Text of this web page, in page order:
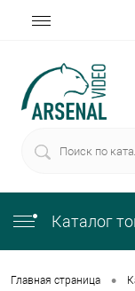
Каталог
Главная страница •